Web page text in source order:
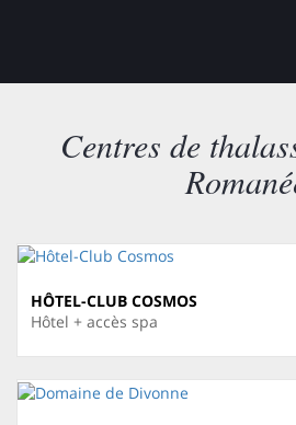
Centres de
HÔTEL-CLUB COSMOS
Hôtel + accès spa